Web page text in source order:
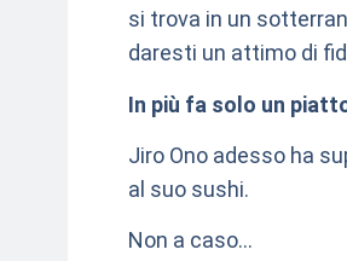
si trova in un
daresti un attimo di
In più fa solo un
Jiro Ono adesso ha
al suo sushi.
Non a caso…